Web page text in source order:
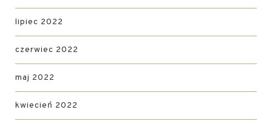
lipiec 2022
czerwiec 2022
maj 2022
kwiecień 2022